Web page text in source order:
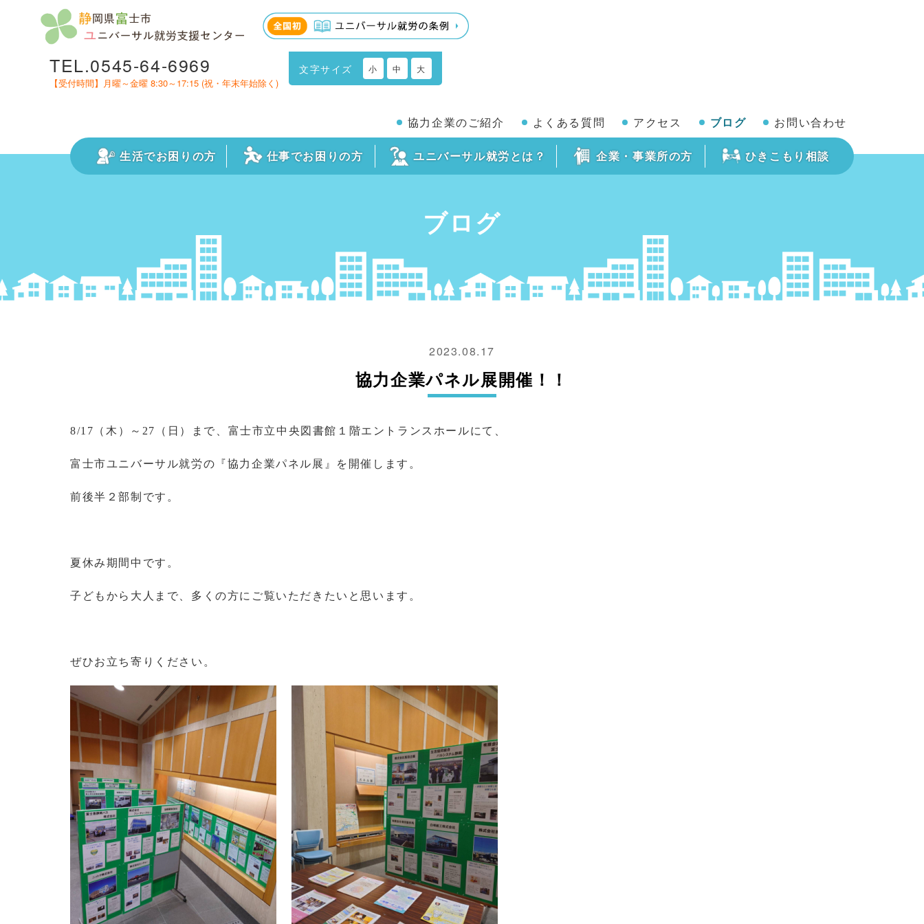
TEL.0545-64-6969
【受付時間】月曜～金曜 8:30～17:15 (祝・年末年始除く)
文字サイズ 小 中 大
協力企業のご紹介 よくある質問 アクセス ブログ お問い合わせ
生活でお困りの方 仕事でお困りの方 ユニバーサル就労とは？ 企業・事業所の方 ひきこもり相談
ブログ
2023.08.17
協力企業パネル展開催！！
8/17 （木）～ 27 （日）まで、富士市立中央図書館１階エントランスホールにて、
富士市ユニバーサル就労の『協力企業パネル展』を開催します。
前後半２部制です。
夏休み期間中です。
子どもから大人まで、多くの方にご覧いただきたいと思います。
ぜひお立ち寄りください。